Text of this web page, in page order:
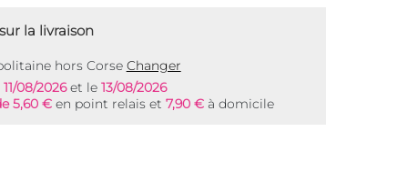
la livraison
hors Corse Changer
11/08/2026et le 13/08/2026
5,60 € en point relais et 7,90 €à domicile